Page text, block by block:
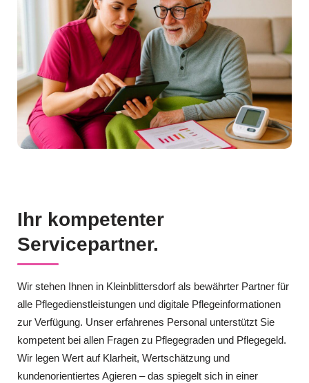
Ihr kompetenter
Servicepartner.
Wir stehen Ihnen in Kleinblittersdorf als bewährter Partner für
alle Pflegedienstleistungen und digitale Pflegeinformationen
zur Verfügung. Unser erfahrenes Personal unterstützt Sie
kompetent bei allen Fragen zu Pflegegraden und Pflegegeld.
Wir legen Wert auf Klarheit, Wertschätzung und
kundenorientiertes Agieren – das spiegelt sich in einer